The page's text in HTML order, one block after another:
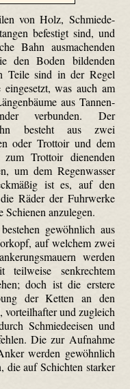
von Holz, Schmiede-
befestigt sind, und
Bahn ausmachenden
den Boden bildenden
Teile sind in der Regel
was auch am
aus Tannen-
verbunden. Der
besteht aus zwei
oder Trottoir und dem
Trottoir dienenden
um dem Regenwasser
ist es, auf den
Räder der Fuhrwerke
Schienen anzulegen.
gewöhnlich aus
auf welchem zwei
werden
senkrechtem
doch ist die erstere
der Ketten an den
vorteilhafter und zugleich
Schmiedeeisen und
Die zur Aufnahme
werden gewöhnlich
die auf Schichten starker